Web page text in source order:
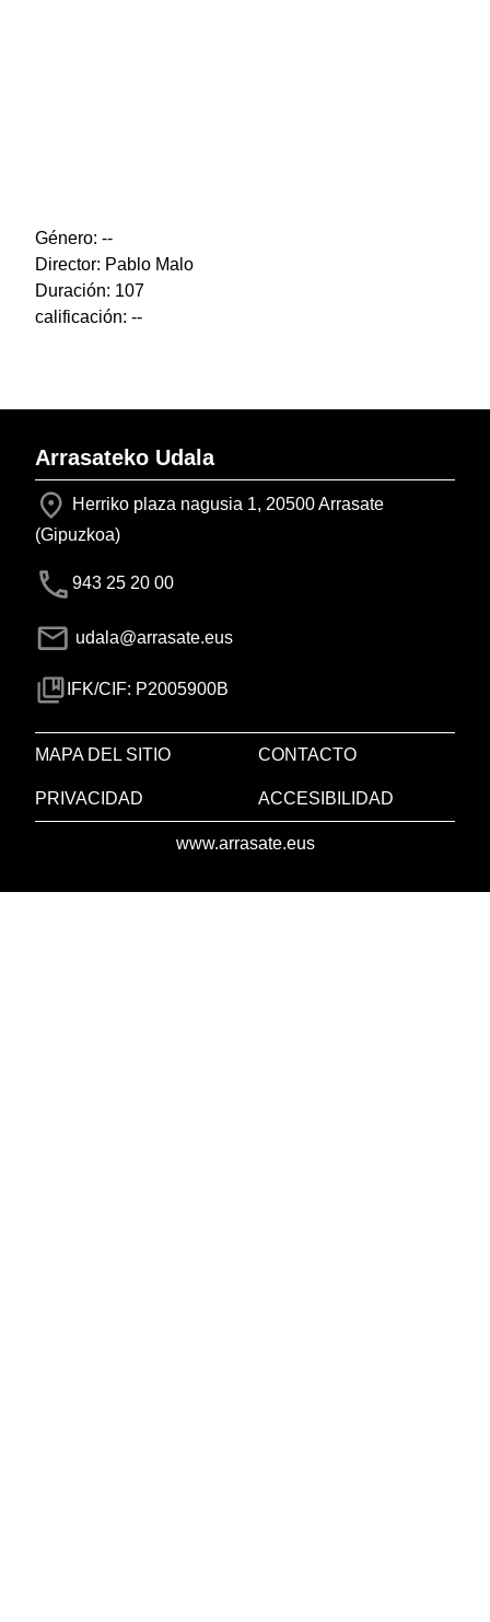
Género: --
Director: Pablo Malo
Duración: 107
calificación: --
Arrasateko Udala
Herriko plaza nagusia 1, 20500 Arrasate
(Gipuzkoa)
943 25 20 00
udala@arrasate.eus
IFK/CIF: P2005900B
MAPA DEL SITIO CONTACTO
PRIVACIDAD ACCESIBILIDAD
www.arrasate.eus